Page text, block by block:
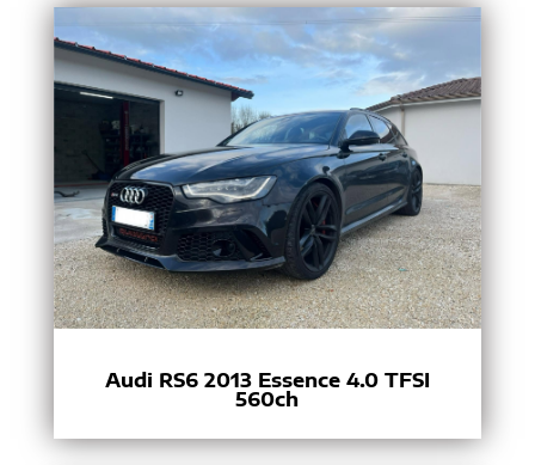
Audi RS6 2013 Essence 4.0 TFSI
560ch